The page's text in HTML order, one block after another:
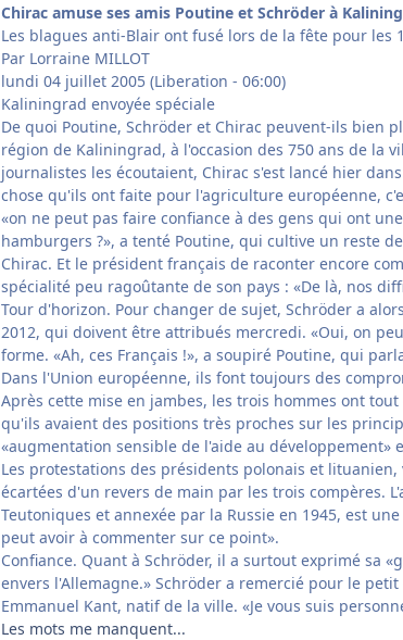
Chirac amuse ses amis Poutine et Schröder à
Les blagues anti-Blair ont fusé lors de la fête pour les
Par Lorraine MILLOT
lundi 04 juillet 2005 (Liberation - 06:00)
Kaliningrad envoyée spéciale
De quoi Poutine, Schröder et Chirac peuvent-ils bien
région de Kaliningrad, à l'occasion des 750 ans de la
journalistes les écoutaient, Chirac s'est lancé hier
chose qu'ils ont faite pour l'agriculture européenne,
«on ne peut pas faire confiance à des gens qui ont
hamburgers ?», a tenté Poutine, qui cultive un reste
Chirac. Et le président français de raconter encore
spécialité peu ragoûtante de son pays : «De là, nos
Tour d'horizon. Pour changer de sujet, Schröder a
2012, qui doivent être attribués mercredi. «Oui, on
forme. «Ah, ces Français !», a soupiré Poutine, qui
Dans l'Union européenne, ils font toujours des
Après cette mise en jambes, les trois hommes ont
qu'ils avaient des positions très proches sur les
«augmentation sensible de l'aide au
Les protestations des présidents polonais et
écartées d'un revers de main par les trois compères.
Teutoniques et annexée par la Russie en 1945, est
peut avoir à commenter sur ce point».
Confiance. Quant à Schröder, il a surtout exprimé sa
envers l'Allemagne.» Schröder a remercié pour le
Emmanuel Kant, natif de la ville. «Je vous suis
Les mots me manquent...